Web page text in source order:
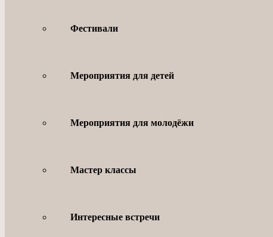
Фестивали
Мероприятия для детей
Мероприятия для молодёжи
Мастер классы
Интересные встречи